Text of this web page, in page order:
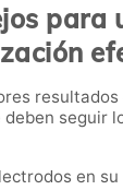
para
deben seguir
en su